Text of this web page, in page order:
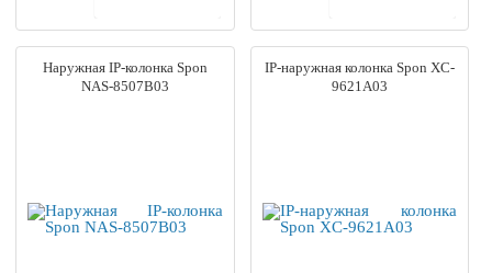
Наружная IP-колонка Spon
NAS-8507B03
IP-наружная колонка Spon XC-
9621A03